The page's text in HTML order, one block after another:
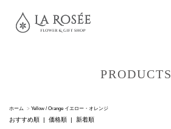
PRODUCTS
ホーム > Yellow / Orange イエロー・オレンジ
おすすめ順 | 価格順 | 新着順